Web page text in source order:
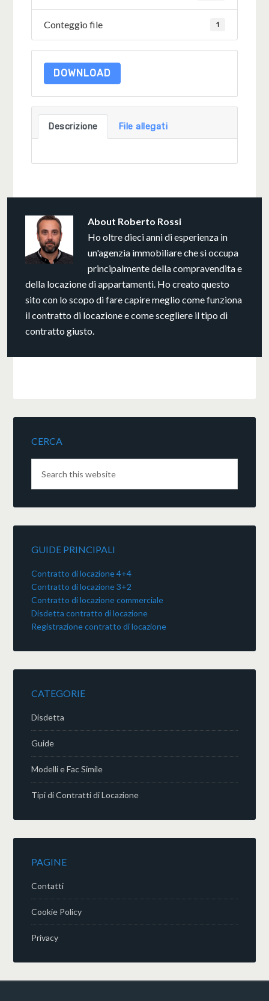
Conteggio file 1
DOWNLOAD
Descrizione File allegati
About Roberto Rossi
Ho oltre dieci anni di esperienza in
un'agenzia immobiliare che si occupa
principalmente della compravendita e
della locazione di appartamenti. Ho creato questo
sito con lo scopo di fare capire meglio come funziona
il contratto di locazione e come scegliere il tipo di
contratto giusto.
CERCA
GUIDE PRINCIPALI
Contratto di locazione 4+4
Contratto di locazione 3+2
Contratto di locazione commerciale
Disdetta contratto di locazione
Registrazione contratto di locazione
CATEGORIE
Disdetta
Guide
Modelli e Fac Simile
Tipi di Contratti di Locazione
PAGINE
Contatti
Cookie Policy
Privacy